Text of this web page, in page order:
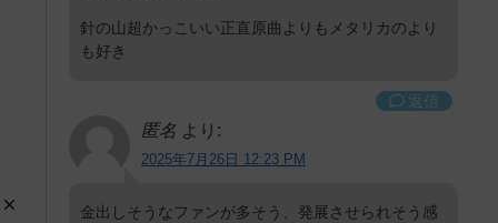
針の山超かっこいい正直原曲よりもメタリカのより
も好き
返信
匿名 より:
2025年7月26日 12:23 PM
金出しそうなファンが多そう、発展させられそう感